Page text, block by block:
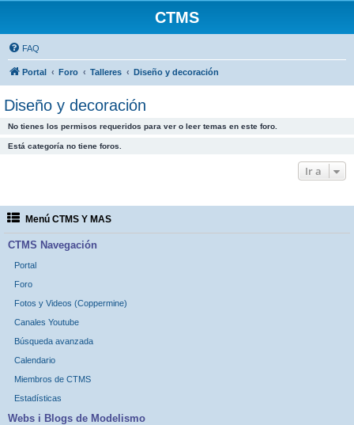
CTMS
FAQ
Portal Foro Talleres Diseño y decoración
Diseño y decoración
No tienes los permisos requeridos para ver o leer temas en este foro.
Está categoría no tiene foros.
Ir a
Menú CTMS Y MAS
CTMS Navegación
Portal
Foro
Fotos y Videos (Coppermine)
Canales Youtube
Búsqueda avanzada
Calendario
Miembros de CTMS
Estadísticas
Webs i Blogs de Modelismo